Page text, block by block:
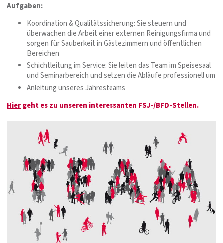
Aufgaben:
Koordination & Qualitätssicherung: Sie steuern und
überwachen die Arbeit einer externen Reinigungsfirma und
sorgen für Sauberkeit in Gästezimmern und öffentlichen
Bereichen
Schichtleitung im Service: Sie leiten das Team im Speisesaal
und Seminarbereich und setzen die Abläufe professionell um
Anleitung unseres Jahresteams
Hiergeht es zu unseren interessanten FSJ-/BFD-Stellen.